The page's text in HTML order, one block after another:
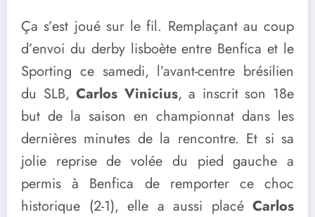
Ça s’est joué sur le fil. Remplaçant au coup
d’envoi du derby lisboète entre Benfica et le
Sporting ce samedi, l’avant-centre brésilien
du SLB,Carlos Vinicius, a inscrit son 18e
but de la saison en championnat dans les
dernières minutes de la rencontre. Et si sa
jolie reprise de volée du pied gauche a
permis à Benfica de remporter ce choc
historique (2-1), elle a aussi placé Carlos